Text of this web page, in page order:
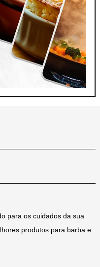
para os cuidados da sua
produtos para barba e